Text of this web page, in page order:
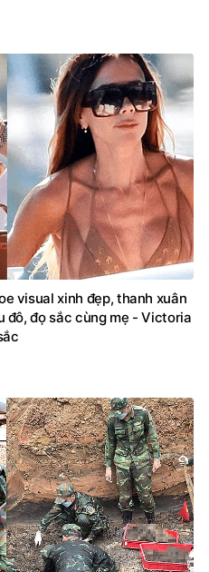
visual xinh đẹp, thanh xuân
đô, đọ sắc cùng mẹ - Victoria